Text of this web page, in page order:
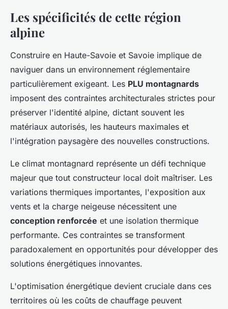
Les spécificités de cette région
alpine
Construire en Haute-Savoie et Savoie implique de
naviguer dans un environnement réglementaire
particulièrement exigeant. Les PLU montagnards
imposent des contraintes architecturales strictes pour
préserver l'identité alpine, dictant souvent les
matériaux autorisés, les hauteurs maximales et
l'intégration paysagère des nouvelles constructions.
Le climat montagnard représente un défi technique
majeur que tout constructeur local doit maîtriser. Les
variations thermiques importantes, l'exposition aux
vents et la charge neigeuse nécessitent une
conception renforcée et une isolation thermique
performante. Ces contraintes se transforment
paradoxalement en opportunités pour développer des
solutions énergétiques innovantes.
L'optimisation énergétique devient cruciale dans ces
territoires où les coûts de chauffage peuvent